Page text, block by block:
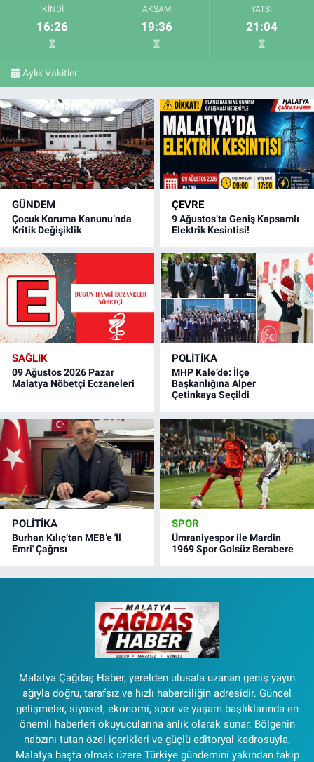
İKINDI
16:26
AKŞAM
19:36
YATSI
21:04
Aylık Vakitler
GÜNDEM
Çocuk Koruma Kanunu’nda
Kritik Değişiklik
ÇEVRE
9 Ağustos’ta Geniş Kapsamlı
Elektrik Kesintisi!
SAĞLIK
09 Ağustos 2026 Pazar
Malatya Nöbetçi Eczaneleri
POLITIKA
MHP Kale’de: İlçe
Başkanlığına Alper
Çetinkaya Seçildi
POLITIKA
Burhan Kılıç’tan MEB’e 'İl
Emri' Çağrısı
SPOR
Ümraniyespor ile Mardin
1969 Spor Golsüz Berabere
Malatya Çağdaş Haber, yerelden ulusala uzanan geniş yayın
ağıyla doğru, tarafsız ve hızlı haberciliğin adresidir. Güncel
gelişmeler, siyaset, ekonomi, spor ve yaşam başlıklarında en
önemli haberleri okuyucularına anlık olarak sunar. Bölgenin
nabzını tutan özel içerikleri ve güçlü editoryal kadrosuyla,
Malatya başta olmak üzere Türkiye gündemini yakından takip